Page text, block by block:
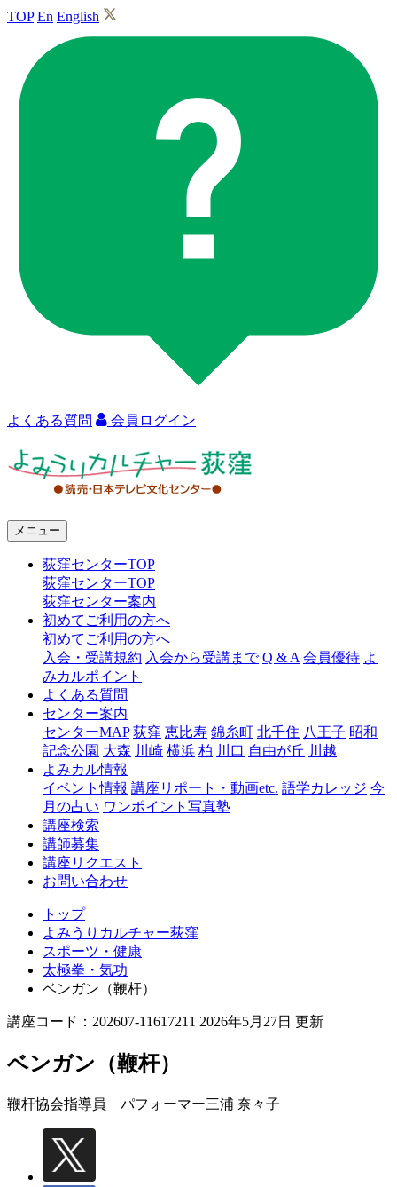
TOP En English
よくある質問 会員ログイン
ャ
窪
メニュー
荻窪センターTOP
荻窪センターTOP
荻窪センター案内
初めてご利用の方へ
初めてご利用の方へ
入会・受講規約 入会から受講まで Q & A 会員優待 よ
みカルポイント
よくある質問
センター案内
センターMAP 荻窪 恵比寿 錦糸町 北千住 八王子 昭和
記念公園 大森 川崎 横浜 柏 川口 自由が丘 川越
よみカル情報
イベント情報 講座リポート・動画etc. 語学カレッジ 今
月の占い ワンポイント写真塾
講座検索
講師募集
講座リクエスト
お問い合わせ
トップ
よみうりカルチャー荻窪
スポーツ・健康
太極拳・気功
ベンガン（鞭杆）
講座コード：202607-11617211 2026年5月27日 更新
ベンガン（鞭杆）
鞭杆協会指導員 パフォーマー三浦 奈々子